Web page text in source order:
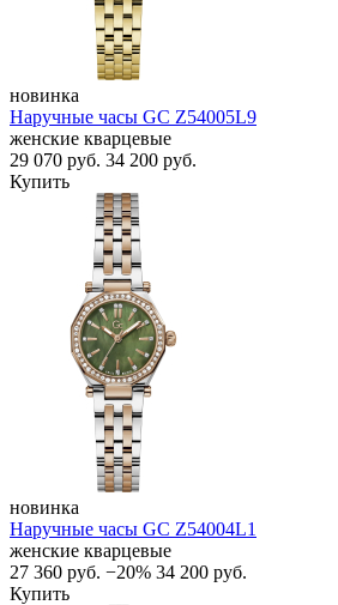
новинка
Наручные часы GC Z54005L9
женские кварцевые
29 070 руб. 34 200 руб.
Купить
новинка
Наручные часы GC Z54004L1
женские кварцевые
27 360 руб. −20% 34 200 руб.
Купить